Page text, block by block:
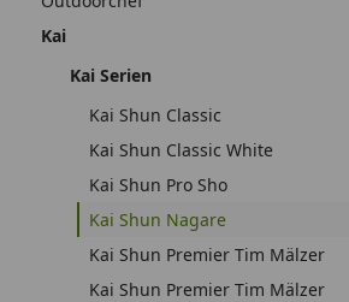
Kai
Kai Serien
Kai Shun Classic
Kai Shun Classic White
Kai Shun Pro Sho
Kai Shun Nagare
Kai Shun Premier Tim Mälzer
Kai Shun Premier Tim Mälzer